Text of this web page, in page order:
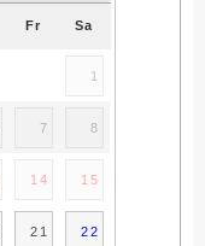
Fr Sa
1
7 8
14 15
21 22